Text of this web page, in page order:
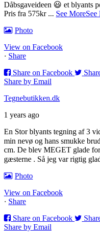
Dåbsgaveideen 😃 et blyants
Pris fra 575kr ... See MoreSee
Photo
View on Facebook
· Share
Share on Facebook
Share by Email
Tegnebutikken.dk
1 years ago
En Stor blyants tegning af 3
min nevø og hans smukke
cm. De blev MEGET glade
gæsterne . Så jeg var rigtig
Photo
View on Facebook
· Share
Share on Facebook
Share by Email